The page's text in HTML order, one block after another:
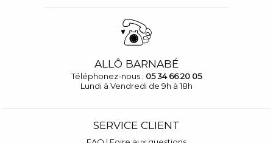
ALLÔ BARNABÉ
Téléphonez-nous : 05 34 66 20 05
Lundi à Vendredi de 9h à 18h
SERVICE CLIENT